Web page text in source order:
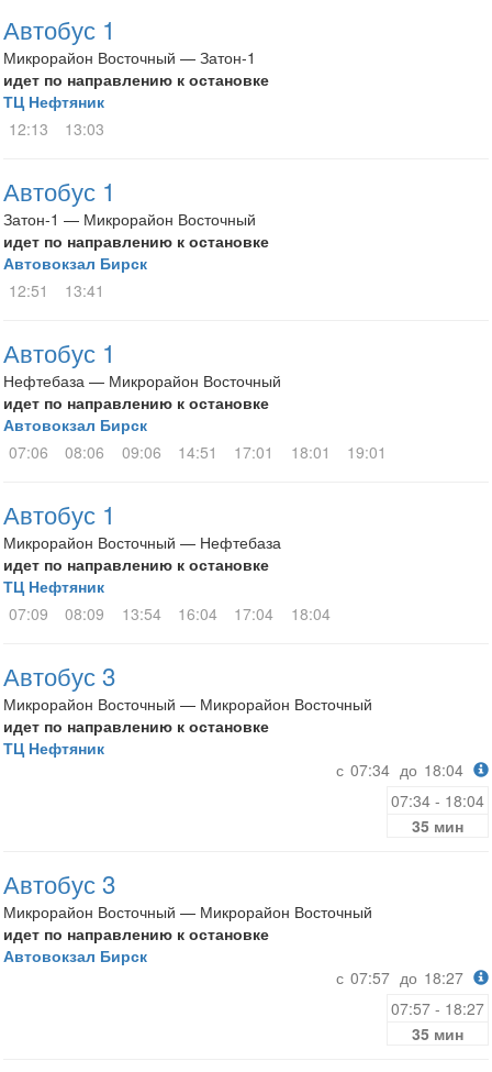
Автобус 1
Микрорайон Восточный — Затон-1
идет по направлению к остановке
ТЦ Нефтяник
12:13
13:03
Автобус 1
Затон-1 — Микрорайон Восточный
идет по направлению к остановке
Автовокзал Бирск
12:51
13:41
Автобус 1
Нефтебаза — Микрорайон Восточный
идет по направлению к остановке
Автовокзал Бирск
07:06
08:06 09:06 14:51 17:01 18:01 19:01
Автобус 1
Микрорайон Восточный — Нефтебаза
идет по направлению к остановке
ТЦ Нефтяник
07:09
08:09 13:54 16:04 17:04 18:04
Автобус 3
Микрорайон Восточный — Микрорайон Восточный
идет по направлению к остановке
ТЦ Нефтяник
с 07:34 до 18:04
07:34 - 18:04
35 мин
Автобус 3
Микрорайон Восточный — Микрорайон Восточный
идет по направлению к остановке
Автовокзал Бирск
с 07:57 до 18:27
07:57 - 18:27
35 мин